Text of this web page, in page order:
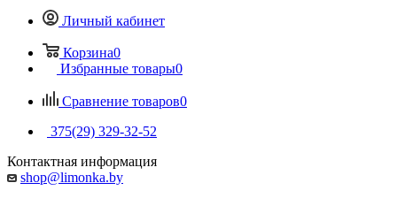
Личный кабинет
Корзина0
Избранные товары0
Сравнение товаров0
375(29) 329-32-52
Контактная информация
shop@limonka.by